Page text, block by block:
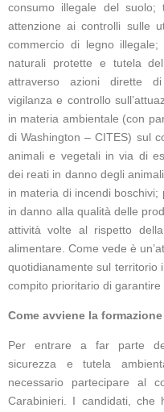
consumo illegale del suolo;
attenzione ai controlli sulle
commercio di legno
naturali protette e tutela del
attraverso azioni dirette di
vigilanza e controllo
in materia ambientale (con
di Washington – CITES) sul
animali e vegetali in via di
dei reati in danno degli
in materia di incendi
in danno alla qualità delle
attività volte al rispetto
alimentare. Come vede è
quotidianamente sul territorio
compito prioritario di garantire
Come avviene la
Per entrare a far parte
sicurezza e tutela
necessario partecipare al
Carabinieri. I candidati, che